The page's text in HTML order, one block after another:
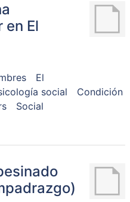
El
El
social
Condición
Social